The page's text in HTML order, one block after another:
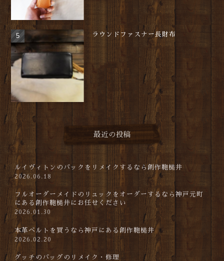
ラウンドファスナー長財布
最近の投稿
ルイヴィトンのバックをリメイクするなら創作鞄槌井
2026.06.18
フルオーダーメイドのリュックをオーダーするなら神戸元町
にある創作鞄槌井にお任せください
2026.01.30
本革ベルトを買うなら神戸にある創作鞄槌井
2026.02.20
グッチのバッグのリメイク・修理